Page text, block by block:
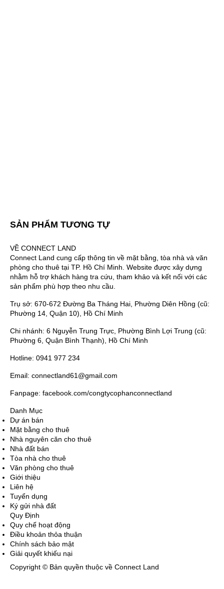
SẢN PHẨM TƯƠNG TỰ
VỀ CONNECT LAND
Connect Land cung cấp thông tin về mặt bằng, tòa nhà và văn
phòng cho thuê tại TP. Hồ Chí Minh. Website được xây dựng
nhằm hỗ trợ khách hàng tra cứu, tham khảo và kết nối với các
sản phẩm phù hợp theo nhu cầu.
Trụ sở: 670-672 Đường Ba Tháng Hai, Phường Diên Hồng (cũ:
Phường 14, Quận 10), Hồ Chí Minh
Chi nhánh: 6 Nguyễn Trung Trực, Phường Bình Lợi Trung (cũ:
Phường 6, Quận Bình Thạnh), Hồ Chí Minh
Hotline: 0941 977 234
Email: connectland61@gmail.com
Fanpage: facebook.com/congtycophanconnectland
Danh Mục
Dự án bán
Mặt bằng cho thuê
Nhà nguyên căn cho thuê
Nhà đất bán
Tòa nhà cho thuê
Văn phòng cho thuê
Giới thiệu
Liên hệ
Tuyển dụng
Ký gửi nhà đất
Quy Định
Quy chế hoạt động
Điều khoản thỏa thuận
Chính sách bảo mật
Giải quyết khiếu nại
Copyright © Bản quyền thuộc về Connect Land